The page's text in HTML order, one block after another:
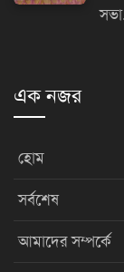
এক নজর
হোম
সর্বশেষ
আমাদের সম্পর্কে